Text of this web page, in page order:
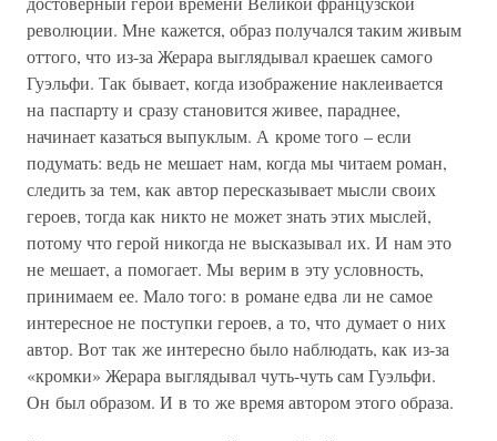
революции. Мне кажется, образ получался таким живым
оттого, что из-за Жерара выглядывал краешек самого
Гуэльфи. Так бывает, когда изображение наклеивается
на паспарту и сразу становится живее, параднее,
начинает казаться выпуклым. А кроме того – если
подумать: ведь не мешает нам, когда мы читаем роман,
следить за тем, как автор пересказывает мысли своих
героев, тогда как никто не может знать этих мыслей,
потому что герой никогда не высказывал их. И нам это
не мешает, а помогает. Мы верим в эту условность,
принимаем ее. Мало того: в романе едва ли не самое
интересное не поступки героев, а то, что думает о них
автор. Вот так же интересно было наблюдать, как из-за
«кромки» Жерара выглядывал чуть-чуть сам Гуэльфи.
Он был образом. И в то же время автором этого образа.